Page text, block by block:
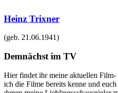
Heinz Trixner
(geb. 21.06.1941)
Demnächst im TV
Hier findet ihr meine aktuellen Film-
ich die Filme bereits kenne und